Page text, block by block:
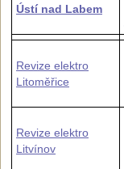
Ústí nad Labem
Revize elektro
Litoměřice
Revize elektro
Litvínov